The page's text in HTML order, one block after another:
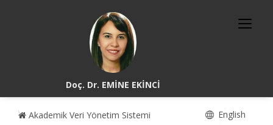
Doç. Dr. EMİNE EKİNCİ
Akademik Veri Yönetim Sistemi English